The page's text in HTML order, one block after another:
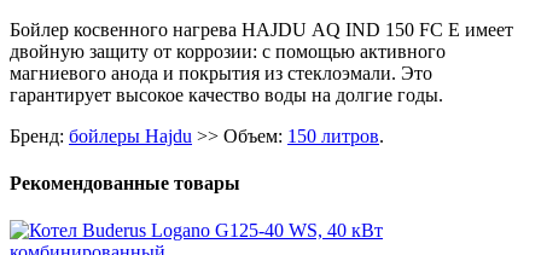
Бойлер косвенного нагрева HAJDU AQ IND 150 FC E имеет
двойную защиту от коррозии: с помощью активного
магниевого анода и покрытия из стеклоэмали. Это
гарантирует высокое качество воды на долгие годы.
Бренд: бойлеры Hajdu >> Объем: 150 литров.
Рекомендованные товары